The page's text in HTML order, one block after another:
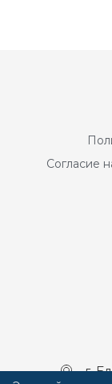
Согласие
г.